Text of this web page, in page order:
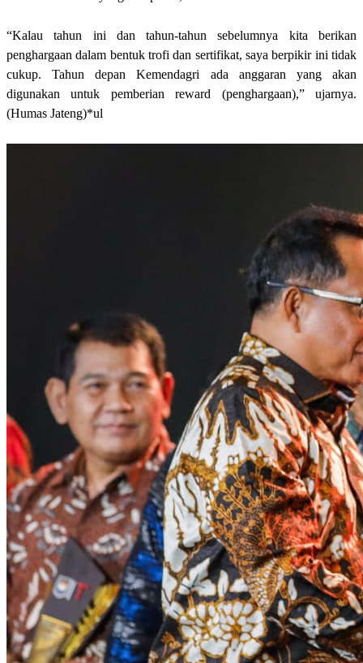
“Kalau tahun ini dan tahun-tahun sebelumnya kita berikan
penghargaan dalam bentuk trofi dan sertifikat, saya berpikir ini tidak
cukup. Tahun depan Kemendagri ada anggaran yang akan
digunakan untuk pemberian reward (penghargaan),” ujarnya.
(Humas Jateng)*ul